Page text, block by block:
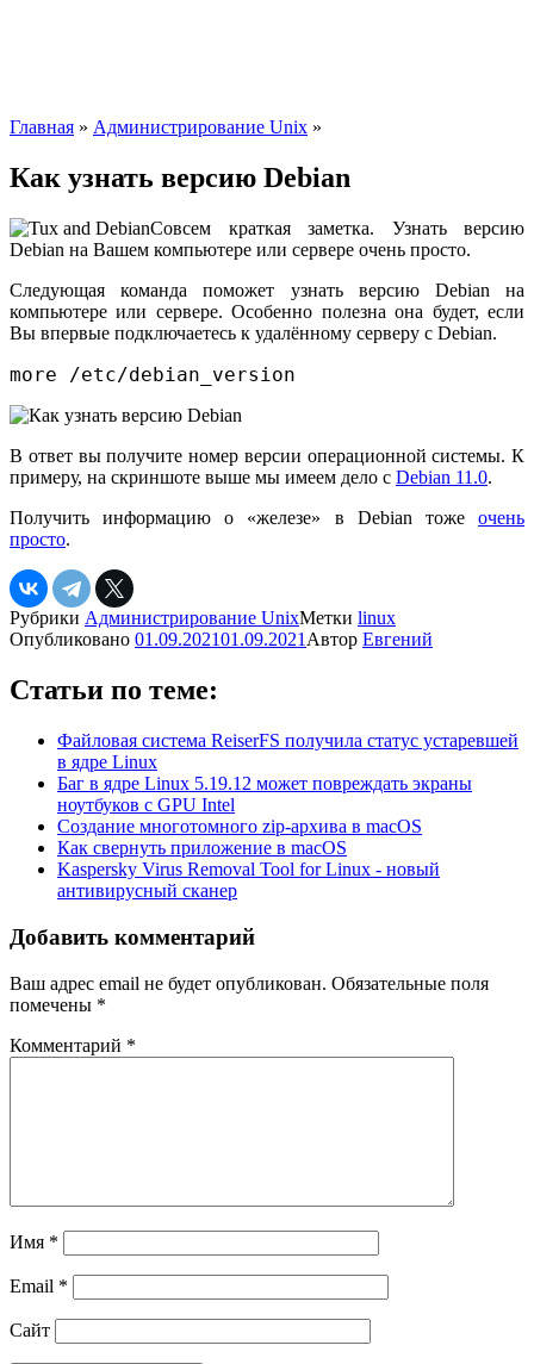
Главная » Администрирование Unix »
Как узнать версию Debian
Совсем краткая заметка. Узнать версию
Debian на Вашем компьютере или сервере очень просто.
Следующая команда поможет узнать версию Debian на
компьютере или сервере. Особенно полезна она будет, если
Вы впервые подключаетесь к удалённому серверу с Debian.
more /etc/debian_version
В ответ вы получите номер версии операционной системы. К
примеру, на скриншоте выше мы имеем дело с Debian 11.0.
Получить информацию о «железе» в Debian тоже очень
просто.
Рубрики Администрирование UnixМетки linux
Опубликовано 01.09.202101.09.2021 Автор Евгений
Статьи по теме:
Файловая система ReiserFS получила статус устаревшей
в ядре Linux
Баг в ядре Linux 5.19.12 может повреждать экраны
ноутбуков с GPU Intel
Создание многотомного zip-архива в macOS
Как свернуть приложение в macOS
Kaspersky Virus Removal Tool for Linux - новый
антивирусный сканер
Добавить комментарий
Ваш адрес email не будет опубликован. Обязательные поля
помечены *
Комментарий *
Имя *
Email *
Сайт